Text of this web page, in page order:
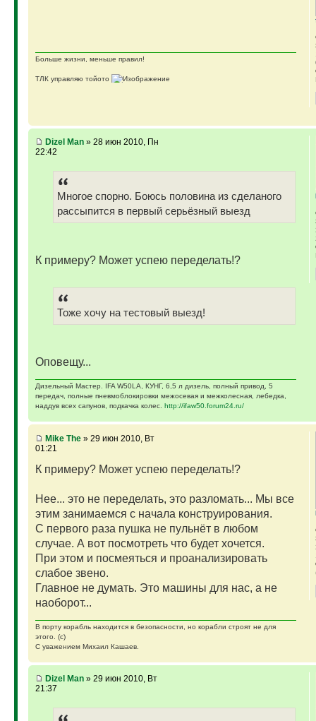
Больше жизни, меньше правил!
ТЛК управляю тойото
Dizel Man» 28 июн 2010, Пн
22:42
Многое спорно. Боюсь половина из сделаного
рассыпится в первый серьёзный выезд
К примеру? Может успею переделать!?
Тоже хочу на тестовый выезд!
Оповещу...
Дизельный Мастер. IFA W50LA, КУНГ, 6,5 л дизель, полный привод, 5
передач, полные пневмоблокировки межосевая и межколесная, лебедка,
наддув всех сапунов, подкачка колес. http://ifaw50.forum24.ru/
Mike The» 29 июн 2010, Вт
01:21
К примеру? Может успею переделать!?
Нее... это не переделать, это разломать... Мы все
этим занимаемся с начала конструирования.
С первого раза пушка не пульнёт в любом
случае. А вот посмотреть что будет хочется.
При этом и посмеяться и проанализировать
слабое звено.
Главное не думать. Это машины для нас, а не
наоборот...
В порту корабль находится в безопасности, но корабли строят не для
этого. (с)
С уважением Михаил Кашаев.
Dizel Man» 29 июн 2010, Вт
21:37